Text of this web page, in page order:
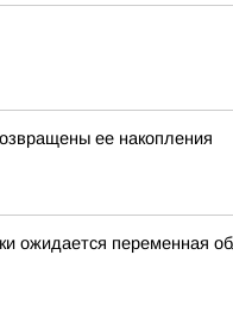
ее накопления
ожидается переменная